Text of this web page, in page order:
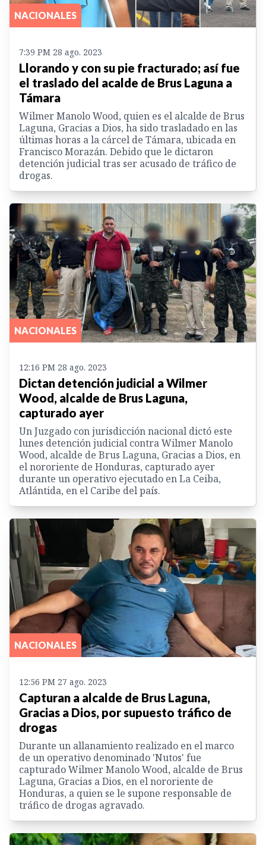
NACIONALES
7:39 PM 28 ago. 2023
Llorando y con su pie fracturado; así fue
el traslado del acalde de Brus Laguna a
Támara
Wilmer Manolo Wood, quien es el alcalde de Brus
Laguna, Gracias a Dios, ha sido trasladado en las
últimas horas a la cárcel de Támara, ubicada en
Francisco Morazán. Debido que le dictaron
detención judicial tras ser acusado de tráfico de
drogas.
NACIONALES
12:16 PM 28 ago. 2023
Dictan detención judicial a Wilmer
Wood, alcalde de Brus Laguna,
capturado ayer
Un Juzgado con jurisdicción nacional dictó este
lunes detención judicial contra Wilmer Manolo
Wood, alcalde de Brus Laguna, Gracias a Dios, en
el nororiente de Honduras, capturado ayer
durante un operativo ejecutado en La Ceiba,
Atlántida, en el Caribe del país.
NACIONALES
12:56 PM 27 ago. 2023
Capturan a alcalde de Brus Laguna,
Gracias a Dios, por supuesto tráfico de
drogas
Durante un allanamiento realizado en el marco
de un operativo denominado 'Nutos' fue
capturado Wilmer Manolo Wood, alcalde de Brus
Laguna, Gracias a Dios, en el nororiente de
Honduras, a quien se le supone responsable de
tráfico de drogas agravado.